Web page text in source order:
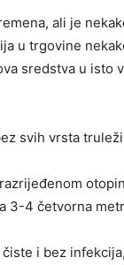
ali je
u trgovine
sredstva u isto
svih vrsta
3-4 četvorna
i bez